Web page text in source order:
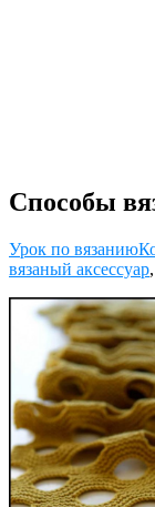
Способы
Урок по вязанию
вязаный аксессуар,